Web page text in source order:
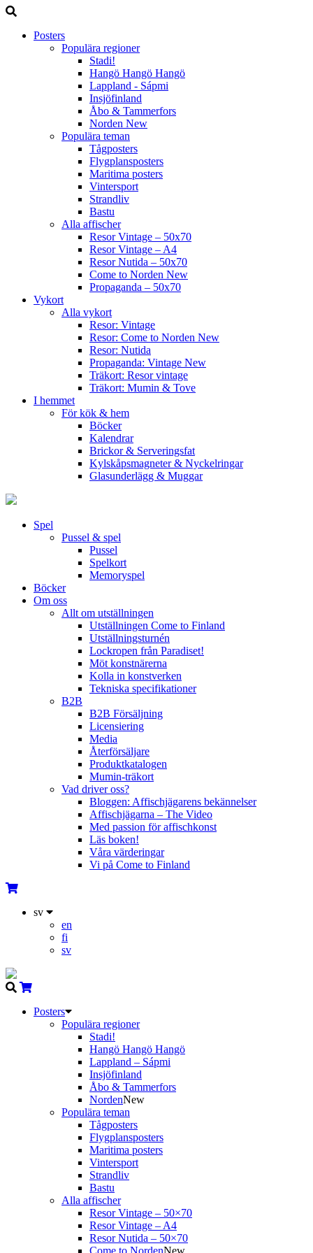
Posters
Populära regioner
Stadi!
Hangö Hangö Hangö
Lappland - Sápmi
Insjöfinland
Åbo & Tammerfors
Norden New
Populära teman
Tågposters
Flygplansposters
Maritima posters
Vintersport
Strandliv
Bastu
Alla affischer
Resor Vintage – 50x70
Resor Vintage – A4
Resor Nutida – 50x70
Come to Norden New
Propaganda – 50x70
Vykort
Alla vykort
Resor: Vintage
Resor: Come to Norden New
Resor: Nutida
Propaganda: Vintage New
Träkort: Resor vintage
Träkort: Mumin & Tove
I hemmet
För kök & hem
Böcker
Kalendrar
Brickor & Serveringsfat
Kylskåpsmagneter & Nyckelringar
Glasunderlägg & Muggar
Spel
Pussel & spel
Pussel
Spelkort
Memoryspel
Böcker
Om oss
Allt om utställningen
Utställningen Come to Finland
Utställningsturnén
Lockropen från Paradiset!
Möt konstnärerna
Kolla in konstverken
Tekniska specifikationer
B2B
B2B Försäljning
Licensiering
Media
Återförsäljare
Produktkatalogen
Mumin-träkort
Vad driver oss?
Bloggen: Affischjägarens bekännelser
Affischjägarna – The Video
Med passion för affischkonst
Läs boken!
Våra värderingar
Vi på Come to Finland
sv
en
fi
sv
Posters
Populära regioner
Stadi!
Hangö Hangö Hangö
Lappland – Sápmi
Insjöfinland
Åbo & Tammerfors
NordenNew
Populära teman
Tågposters
Flygplansposters
Maritima posters
Vintersport
Strandliv
Bastu
Alla affischer
Resor Vintage – 50×70
Resor Vintage – A4
Resor Nutida – 50×70
Come to NordenNew